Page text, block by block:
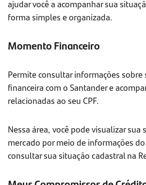
ajudar você a acompanhar sua
forma simples e organizada.
Momento Financeiro
Permite consultar informações sobre
financeira com o Santander e
relacionadas ao seu CPF.
Nessa área, você pode visualizar sua
mercado por meio de informações do
consultar sua situação cadastral na